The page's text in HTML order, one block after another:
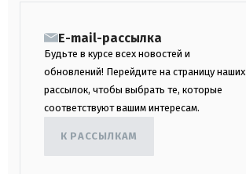
E-mail-рассылка
Будьте в курсе всех новостей и
обновлений! Перейдите на страницу наших
рассылок, чтобы выбрать те, которые
соответствуют вашим интересам.
К РАССЫЛКАМ